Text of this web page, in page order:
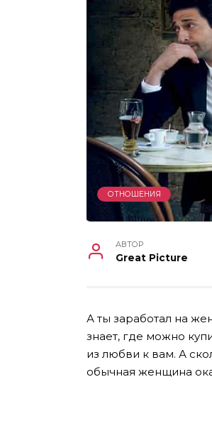
ОТНОШЕНИЯ
АВТОР
Great Picture
А ты заработал на
знает, где можно
из любви к вам. А
обычная женщина